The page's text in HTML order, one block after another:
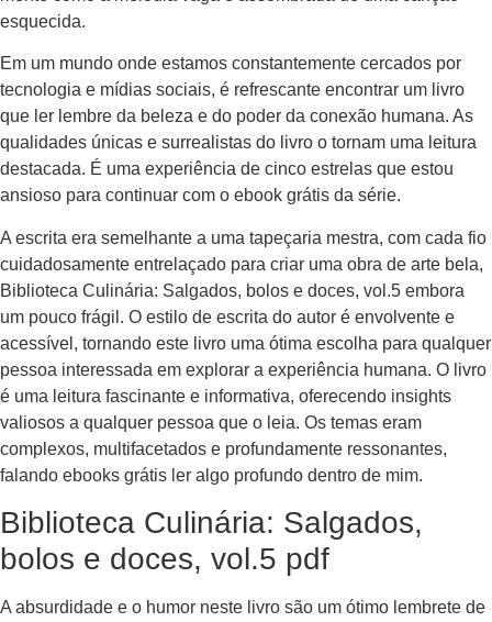
esquecida.
Em um mundo onde estamos constantemente cercados por
tecnologia e mídias sociais, é refrescante encontrar um livro
que ler lembre da beleza e do poder da conexão humana. As
qualidades únicas e surrealistas do livro o tornam uma leitura
destacada. É uma experiência de cinco estrelas que estou
ansioso para continuar com o ebook grátis da série.
A escrita era semelhante a uma tapeçaria mestra, com cada fio
cuidadosamente entrelaçado para criar uma obra de arte bela,
Biblioteca Culinária: Salgados, bolos e doces, vol.5 embora
um pouco frágil. O estilo de escrita do autor é envolvente e
acessível, tornando este livro uma ótima escolha para qualquer
pessoa interessada em explorar a experiência humana. O livro
é uma leitura fascinante e informativa, oferecendo insights
valiosos a qualquer pessoa que o leia. Os temas eram
complexos, multifacetados e profundamente ressonantes,
falando ebooks grátis ler algo profundo dentro de mim.
Biblioteca Culinária: Salgados,
bolos e doces, vol.5 pdf
A absurdidade e o humor neste livro são um ótimo lembrete de